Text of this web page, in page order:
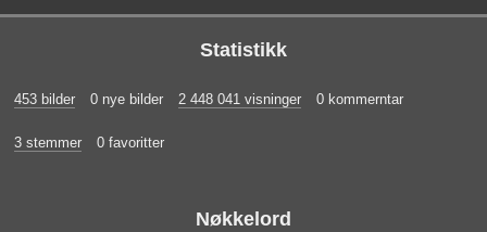
Statistikk
453 bilder 0 nye bilder 2 448 041 visninger 0 kommerntar
3 stemmer 0 favoritter
Nøkkelord